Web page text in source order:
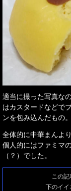
適当に撮った写真な
はカスタードなどで
ンを包み込んだもの。
全体的に中華まんよ
個人的にはファミマ
（？）でした。
この
下のイイ